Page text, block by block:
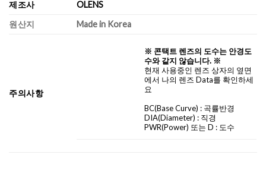
제조사
OLENS
원산지
Made in Korea
주의사항
※ 콘택트 렌즈의 도수는 안경도
수와 같지 않습니다. ※
현재 사용중인 렌즈 상자의 옆면
에서 나의 렌즈 Data를 확인하세
요
BC(Base Curve) : 곡률반경
DIA(Diameter) : 직경
PWR(Power) 또는 D : 도수